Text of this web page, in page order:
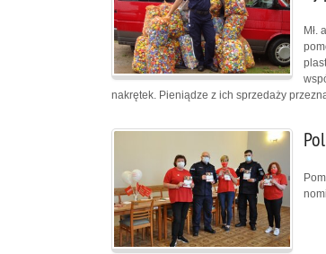
Mł.
nakrętek. Pieniądze z ich sprzedaży